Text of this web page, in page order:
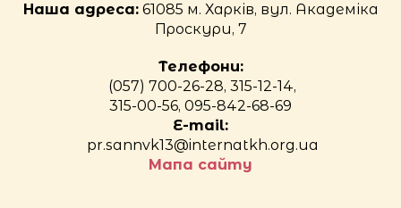
Наша адреса:61085 м. Харків, вул. Академіка
Проскури, 7
Телефони:
(057) 700-26-28, 315-12-14,
315-00-56, 095-842-68-69
E-mail:
pr.sannvk13@internatkh.org.ua
Мапа сайту